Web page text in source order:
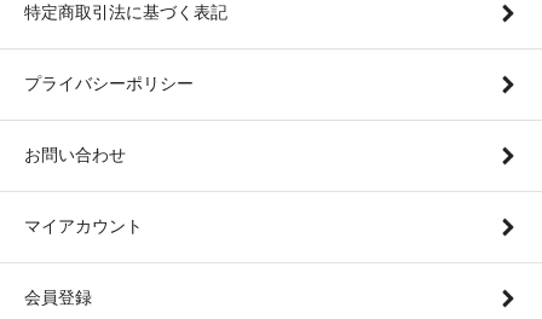
特定商取引法に基づく表記
プライバシーポリシー
お問い合わせ
マイアカウント
会員登録